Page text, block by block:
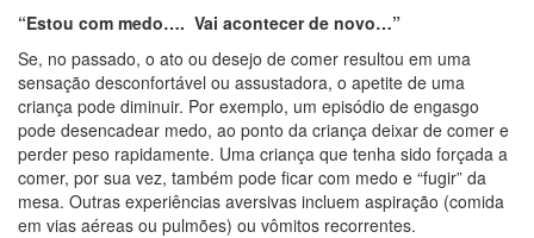
“Estou com medo…. Vai acontecer de novo…”
Se, no passado, o ato ou desejo de comer resultou em uma
sensação desconfortável ou assustadora, o apetite de uma
criança pode diminuir. Por exemplo, um episódio de engasgo
pode desencadear medo, ao ponto da criança deixar de comer e
perder peso rapidamente. Uma criança que tenha sido forçada a
comer, por sua vez, também pode ficar com medo e “fugir” da
mesa. Outras experiências aversivas incluem aspiração (comida
em vias aéreas ou pulmões) ou vômitos recorrentes.